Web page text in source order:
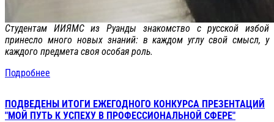
Студентам ИИЯМС из Руанды знакомство с русской избой
принесло много новых знаний: в каждом углу свой смысл, у
каждого предмета своя особая роль.
Подробнее
ПОДВЕДЕНЫ ИТОГИ ЕЖЕГОДНОГО КОНКУРСА ПРЕЗЕНТАЦИЙ
"МОЙ ПУТЬ К УСПЕХУ В ПРОФЕССИОНАЛЬНОЙ СФЕРЕ"